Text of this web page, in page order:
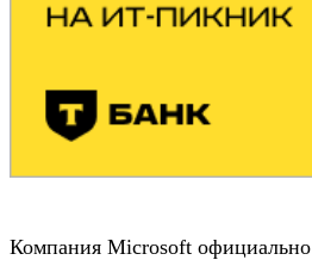
Компания Microsoft официально